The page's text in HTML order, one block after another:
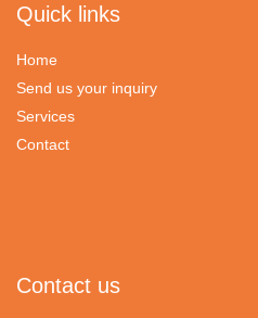
Quick links
Home
Send us your inquiry
Services
Contact
Contact us